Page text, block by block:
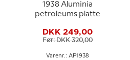
1938 Aluminia
petroleums platte
DKK 249,00
Før: DKK 320,00
Varenr.: AP1938